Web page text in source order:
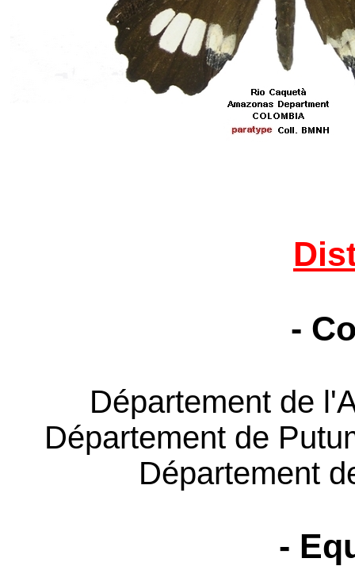
-
Département de
Département de
Département
-